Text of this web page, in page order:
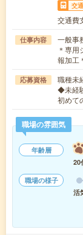
交
交通費
仕事内容
一般事
＊専用
報加工
応募資格
職種未
◆未経
初めて
職場の雰囲気
年齢層
20
職場の様子
活